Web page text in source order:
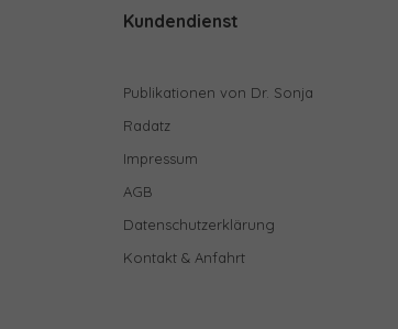
Kundendienst
Publikationen von Dr. Sonja
Radatz
Impressum
AGB
Datenschutzerklärung
Kontakt & Anfahrt